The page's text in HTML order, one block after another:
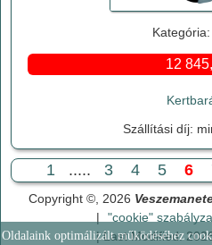
Kategória:
12
Szállítási díj:
1 ..... 3 4 5 6
Oldalaink optimálizált működéséhez
Copyright ©, 2026
|
"cookie"
| Last Modified: